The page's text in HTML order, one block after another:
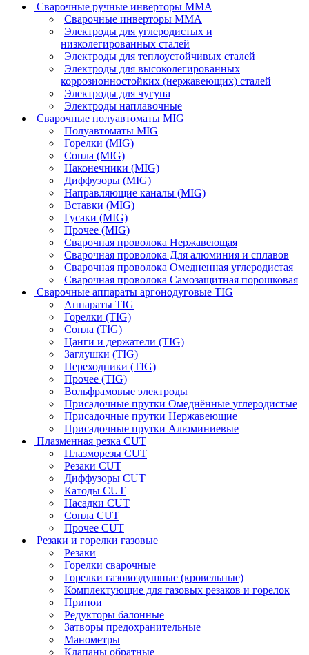
Сварочные ручные инверторы MMA
Сварочные инверторы MMA
Электроды для углеродистых и
низколегированных сталей
Электроды для теплоустойчивых сталей
Электроды для высоколегированных
коррозионностойких (нержавеющих) сталей
Электроды для чугуна
Электроды наплавочные
Сварочные полуавтоматы MIG
Полуавтоматы MIG
Горелки (MIG)
Сопла (MIG)
Наконечники (MIG)
Диффузоры (MIG)
Направляющие каналы (MIG)
Вставки (MIG)
Гусаки (MIG)
Прочее (MIG)
Сварочная проволока Нержавеющая
Сварочная проволока Для алюминия и сплавов
Сварочная проволока Омедненная углеродистая
Сварочная проволока Самозащитная порошковая
Сварочные аппараты аргонодуговые TIG
Аппараты TIG
Горелки (TIG)
Сопла (TIG)
Цанги и держатели (TIG)
Заглушки (TIG)
Переходники (TIG)
Прочее (TIG)
Вольфрамовые электроды
Присадочные прутки Омеднённые углеродистые
Присадочные прутки Нержавеющие
Присадочные прутки Алюминиевые
Плазменная резка CUT
Плазморезы CUT
Резаки CUT
Диффузоры CUT
Катоды CUT
Насадки CUT
Сопла CUT
Прочее CUT
Резаки и горелки газовые
Резаки
Горелки сварочные
Горелки газовоздушные (кровельные)
Комплектующие для газовых резаков и горелок
Припои
Редукторы балонные
Затворы предохранительные
Манометры
Клапаны обратные